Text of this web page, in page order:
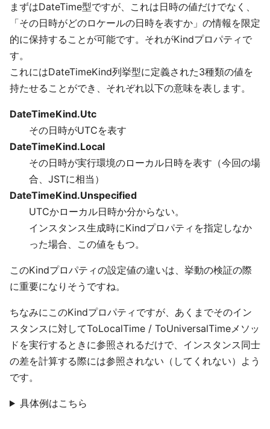
まずはDateTime型ですが、これは日時の値だけでなく、
「その日時がどのロケールの日時を表すか」の情報を限定
的に保持することが可能です。それがKindプロパティで
す。
これにはDateTimeKind列挙型に定義された3種類の値を
持たせることができ、それぞれ以下の意味を表します。
DateTimeKind.Utc
その日時がUTCを表す
DateTimeKind.Local
その日時が実行環境のローカル日時を表す（今回の場
合、JSTに相当）
DateTimeKind.Unspecified
UTCかローカル日時か分からない。
インスタンス生成時にKindプロパティを指定しなか
った場合、この値をもつ。
このKindプロパティの設定値の違いは、挙動の検証の際
に重要になりそうですね。
ちなみにこのKindプロパティですが、あくまでそのイン
スタンスに対してToLocalTime / ToUniversalTimeメソッ
ドを実行するときに参照されるだけで、インスタンス同士
の差を計算する際には参照されない（してくれない）よう
です。
具体例はこちら